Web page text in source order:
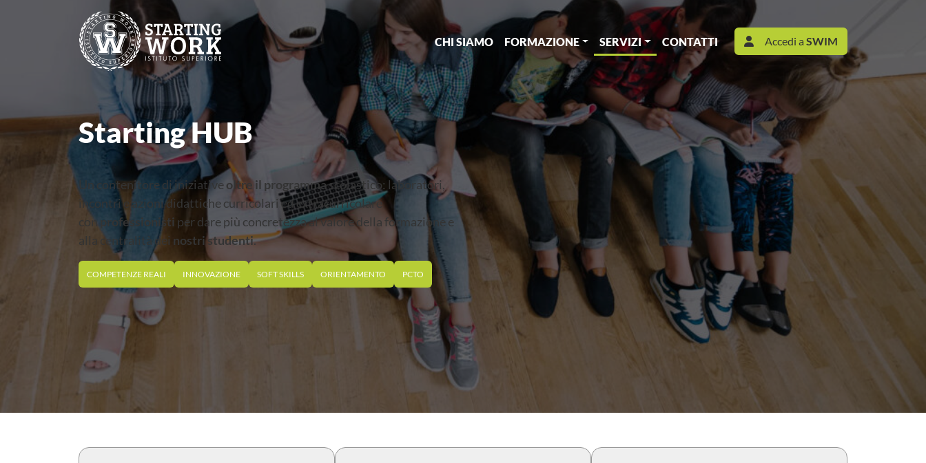
CHI SIAMO FORMAZIONE SERVIZI CONTATTI Accedi a SWIM
Starting HUB
Un contenitore di iniziativeoltre il programmascolastico: laboratori,
incontri e azioni didattiche curricolari ed extracurricolare
con
professionisti per dare più concretezza al valore della formazione e
alla centralità dei nostri studenti.
COMPETENZE REALI INNOVAZIONE SOFT SKILLS ORIENTAMENTO PCTO